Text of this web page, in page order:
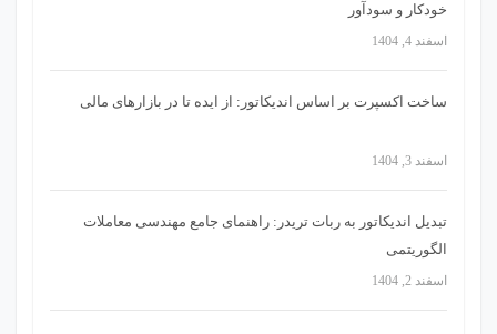
خودکار و سودآور
اسفند 4, 1404
ساخت اکسپرت بر اساس اندیکاتور: از ایده تا در بازارهای مالی
اسفند 3, 1404
تبدیل اندیکاتور به ربات تریدر: راهنمای جامع مهندسی معاملات
الگوریتمی
اسفند 2, 1404